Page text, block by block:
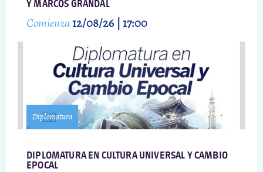
Y MARCOS GRANDAL
Comienza12/08/26 | 17:00
Diplomatura
DIPLOMATURA EN CULTURA UNIVERSAL Y CAMBIO
EPOCAL